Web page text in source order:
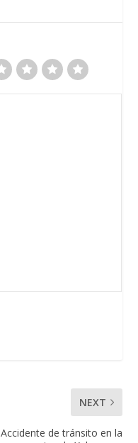
NEXT
Accidente de tránsito en la